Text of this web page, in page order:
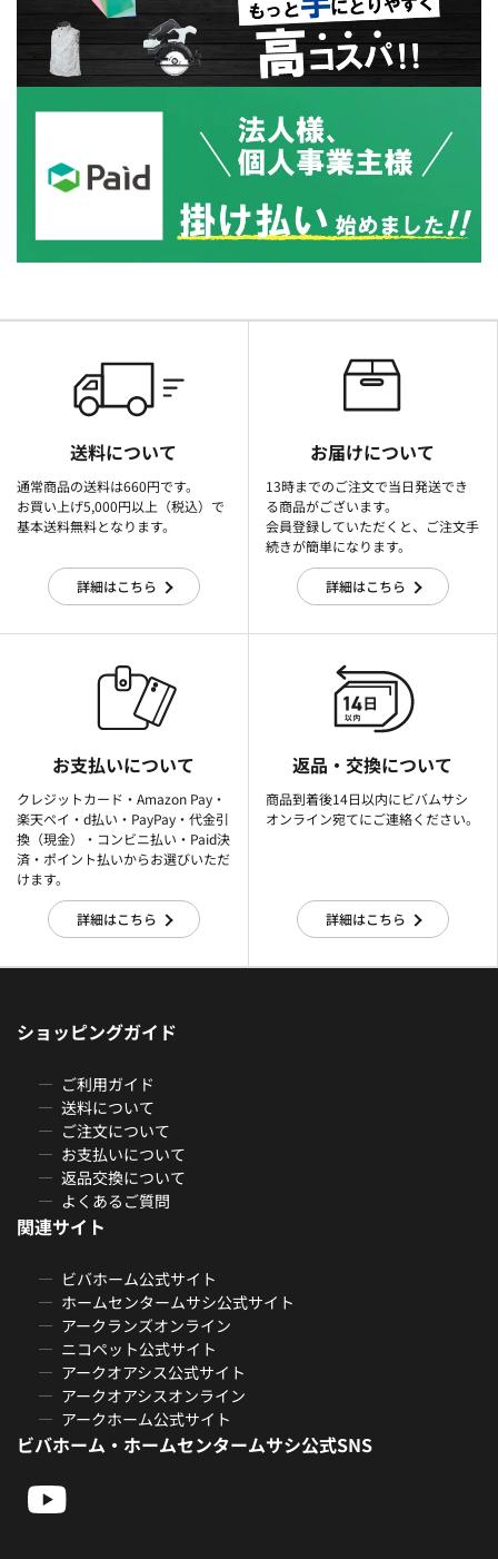
送料について
通常商品の送料は660円です。
お買い上げ5,000円以上（税込）で
基本送料無料となります。
詳細はこちら
お届けについて
13時までのご注文で当日発送でき
る商品がございます。
会員登録していただくと、ご注文手
続きが簡単になります。
詳細はこちら
お支払いについて
クレジットカード・Amazon Pay・
楽天ぺイ・d払い・PayPay・代金引
換（現金）・コンビニ払い・Paid決
済・ポイント払いからお選びいただ
けます。
詳細はこちら
返品・交換について
商品到着後14日以内にビバムサシ
オンライン宛てにご連絡ください。
詳細はこちら
ショッピングガイド
ご利用ガイド
送料について
ご注文について
お支払いについて
返品交換について
よくあるご質問
関連サイト
ビバホーム公式サイト
ホームセンタームサシ公式サイト
アークランズオンライン
ニコペット公式サイト
アークオアシス公式サイト
アークオアシスオンライン
アークホーム公式サイト
ビバホーム・ホームセンタームサシ公式SNS